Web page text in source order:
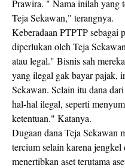
Prawira. " Nama inilah yang
Teja Sekawan," terangnya.
Keberadaan PTPTP sebagai
diperlukan oleh Teja
atau legal." Bisnis sah
yang ilegal gak bayar pajak,
Sekawan. Selain itu dana
hal-hal ilegal, seperti
ketentuan." Katanya.
Dugaan dana Teja Sekawan
tercium selain karena
menertibkan aset terutama